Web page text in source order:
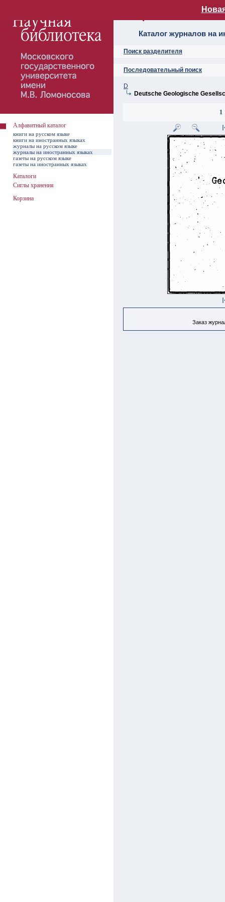
Алфавитный
Каталог журналов на
Поиск разделителя
Последовательный поиск
D
Deutsche Geologische
1
Заказ
Алфавитный каталог
книги на русском языке
книги на иностранных языках
журналы на русском языке
журналы на иностранных языках
газеты на русском языке
газеты на иностранных языках
Каталоги
Сиглы хранения
Корзина